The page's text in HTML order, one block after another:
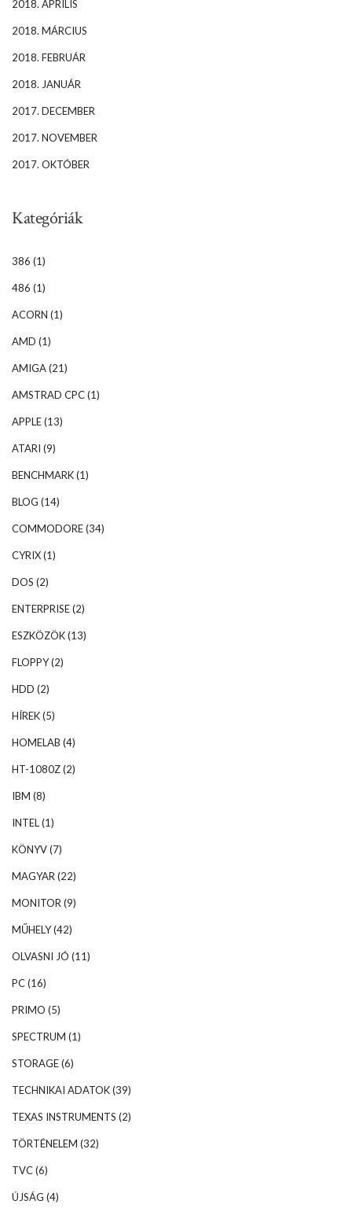
2018. ÁPRILIS
2018. MÁRCIUS
2018. FEBRUÁR
2018. JANUÁR
2017. DECEMBER
2017. NOVEMBER
2017. OKTÓBER
Kategóriák
386 (1)
486 (1)
ACORN (1)
AMD (1)
AMIGA(21)
AMSTRAD CPC(1)
APPLE(13)
ATARI (9)
BENCHMARK(1)
BLOG (14)
COMMODORE(34)
CYRIX(1)
DOS (2)
ENTERPRISE(2)
ESZKÖZÖK(13)
FLOPPY(2)
HDD (2)
HÍREK(5)
HOMELAB (4)
HT-1080Z(2)
IBM (8)
INTEL(1)
KÖNYV(7)
MAGYAR (22)
MONITOR (9)
MŰHELY(42)
OLVASNI JÓ (11)
PC(16)
PRIMO (5)
SPECTRUM (1)
STORAGE(6)
TECHNIKAI ADATOK(39)
TEXAS INSTRUMENTS (2)
TÖRTÉNELEM (32)
TVC(6)
ÚJSÁG (4)